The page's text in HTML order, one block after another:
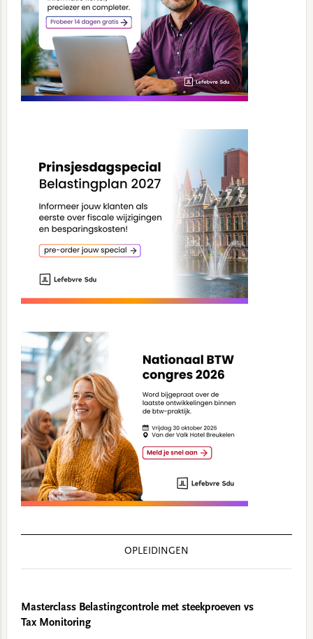
OPLEIDINGEN
Masterclass Belastingcontrole met steekproeven vs
Tax Monitoring